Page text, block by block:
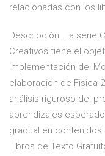
relacionadas con los
Descripción. La serie
Creativos tiene el
implementación del
elaboración de Fisica
análisis riguroso del
aprendizajes
gradual en
Libros de Texto